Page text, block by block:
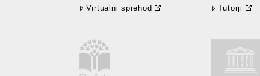
Virtualni sprehod
Tutorji